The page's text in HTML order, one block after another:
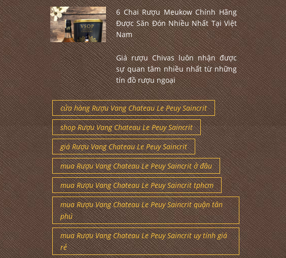
6 Chai Rượu Meukow Chính Hãng
Được Săn Đón Nhiều Nhất Tại Việt
Nam
Giá rượu Chivas luôn nhận được
sự quan tâm nhiều nhất từ những
tín đồ rượu ngoại
cửa hàng Rượu Vang Chateau Le Peuy Saincrit
shop Rượu Vang Chateau Le Peuy Saincrit
giá Rượu Vang Chateau Le Peuy Saincrit
mua Rượu Vang Chateau Le Peuy Saincrit ở đâu
mua Rượu Vang Chateau Le Peuy Saincrit tphcm
mua Rượu Vang Chateau Le Peuy Saincrit quận tân
phú
mua Rượu Vang Chateau Le Peuy Saincrit uy tính giá
rẻ